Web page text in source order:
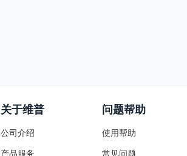
关于维普
公司介绍
产品服务
问题帮助
使用帮助
常见问题